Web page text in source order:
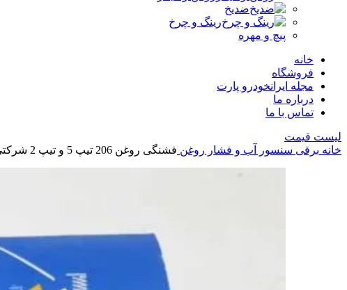
ضدیخ
رینگ و چرخ
پیچ و مهره
خانه
فروشگاه
مجله ایرانخودرو پارت
درباره ما
تماس با ما
لیست قیمت
خانه برقی سنسور آب و فشار روغن فشنگی روغن 206 تیپ 5 و تیپ 2 شرکتی ایساکو